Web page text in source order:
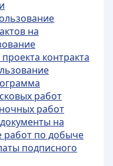
на
контракта
работ
работ
на
работ по добыче
подписного